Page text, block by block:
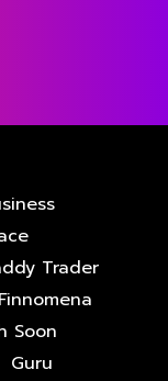
Trader
Finnomena
Soon
Guru